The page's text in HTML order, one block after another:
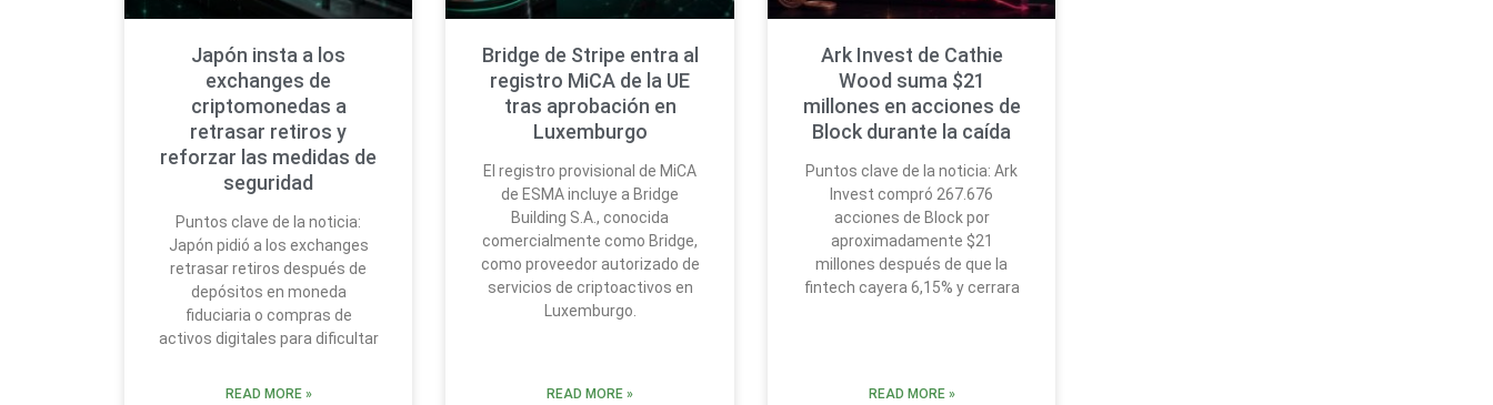
Japón insta a los
exchanges de
criptomonedas a
retrasar retiros y
reforzar las medidas de
seguridad
Puntos clave de la noticia:
Japón pidió a los exchanges
retrasar retiros después de
depósitos en moneda
fiduciaria o compras de
activos digitales para dificultar
READ MORE »
Bridge de Stripe entra al
registro MiCA de la UE
tras aprobación en
Luxemburgo
El registro provisional de MiCA
de ESMA incluye a Bridge
Building S.A., conocida
comercialmente como Bridge,
como proveedor autorizado de
servicios de criptoactivos en
Luxemburgo.
READ MORE »
Ark Invest de Cathie
Wood suma $21
millones en acciones de
Block durante la caída
Puntos clave de la noticia: Ark
Invest compró 267.676
acciones de Block por
aproximadamente $21
millones después de que la
fintech cayera 6,15% y cerrara
READ MORE »